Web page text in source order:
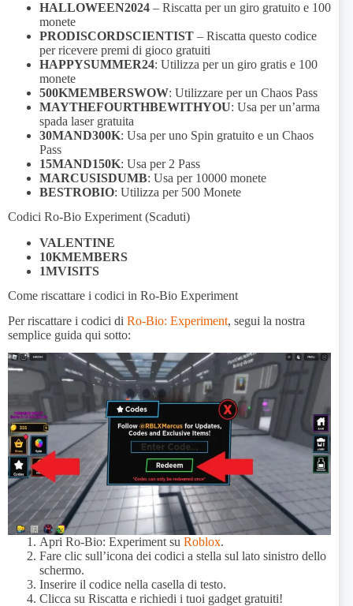
HALLOWEEN2024 – Riscatta per un giro gratuito e 100
monete
PRODISCORDSCIENTIST – Riscatta questo codice
per ricevere premi di gioco gratuiti
HAPPYSUMMER24: Utilizza per un giro gratis e 100
monete
500KMEMBERSWOW: Utilizzare per un Chaos Pass
MAYTHEFOURTHBEWITHYOU: Usa per un’arma
spada laser gratuita
30MAND300K: Usa per uno Spin gratuito e un Chaos
Pass
15MAND150K: Usa per 2 Pass
MARCUSISDUMB: Usa per 10000 monete
BESTROBIO: Utilizza per 500 Monete
Codici Ro-Bio Experiment (Scaduti)
VALENTINE
10KMEMBERS
1MVISITS
Come riscattare i codici in Ro-Bio Experiment
Per riscattare i codici di Ro-Bio: Experiment, segui la nostra
semplice guida qui sotto:
Apri Ro-Bio: Experiment su Roblox.
Fare clic sull’icona dei codici a stella sul lato sinistro dello
schermo.
Inserire il codice nella casella di testo.
Clicca su Riscatta e richiedi i tuoi gadget gratuiti!